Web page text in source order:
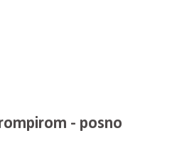
- posno